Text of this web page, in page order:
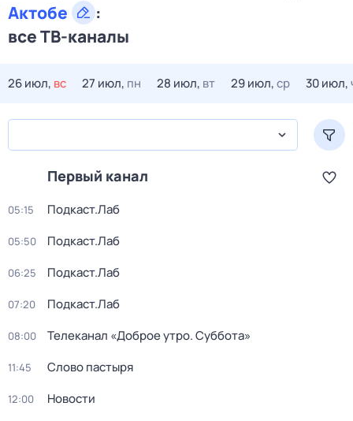
Актобе
:
все ТВ-каналы
26 июл, вс 27 июл, пн 28 июл, вт 29 июл,ср 30 июл,
Первый канал
05:15 Подкаст.Лаб
05:50 Подкаст.Лаб
06:25 Подкаст.Лаб
07:20 Подкаст.Лаб
08:00 Телеканал «Доброе утро. Суббота»
11:45 Слово пастыря
12:00 Новости